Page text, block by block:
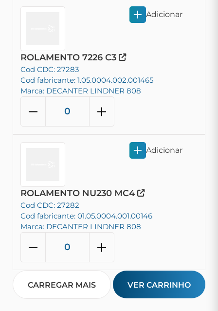
ROLAMENTO 7226 C3
Cod CDC: 27283
Cod fabricante: 1.05.0004.002.001465
Marca: DECANTER LINDNER 808
Adicionar
ROLAMENTO NU230 MC4
Cod CDC: 27282
Cod fabricante: 01.05.0004.001.00146
Marca: DECANTER LINDNER 808
Adicionar
CARREGAR MAIS VER CARRINHO